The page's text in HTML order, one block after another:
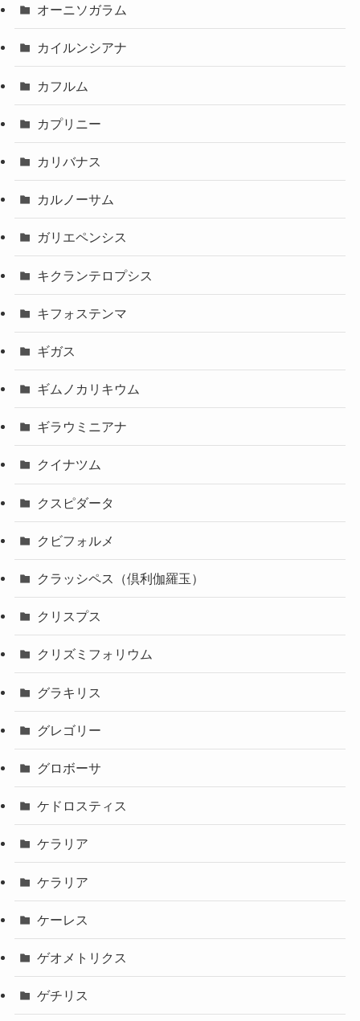
オーニソガラム
カイルンシアナ
カフルム
カプリニー
カリバナス
カルノーサム
ガリエペンシス
キクランテロプシス
キフォステンマ
ギガス
ギムノカリキウム
ギラウミニアナ
クイナツム
クスピダータ
クビフォルメ
クラッシペス（倶利伽羅玉）
クリスプス
クリズミフォリウム
グラキリス
グレゴリー
グロボーサ
ケドロスティス
ケラリア
ケラリア
ケーレス
ゲオメトリクス
ゲチリス